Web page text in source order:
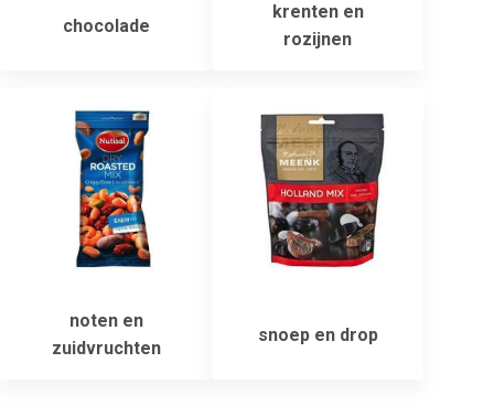
chocolade
krenten en
rozijnen
noten en
zuidvruchten
snoep en drop